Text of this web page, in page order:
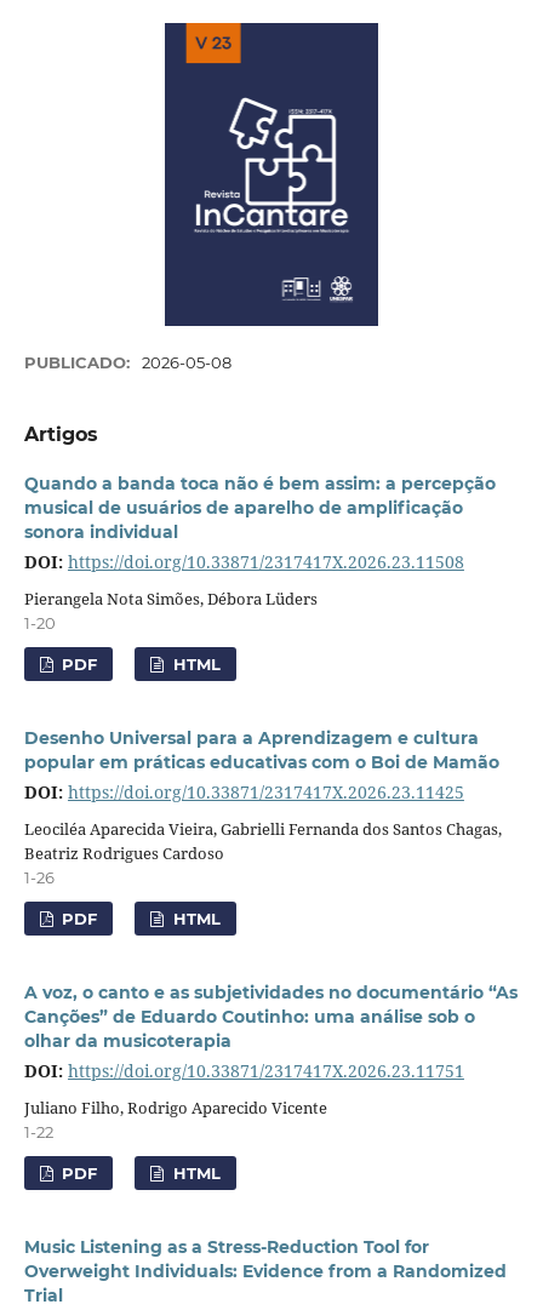
PUBLICADO: 2026-05-08
Artigos
Quando a banda toca não é bem assim: a percepção
musical de usuários de aparelho de amplificação
sonora individual
DOI: https://doi.org/10.33871/2317417X.2026.23.11508
Pierangela Nota Simões, Débora Lüders
1-20
PDF HTML
Desenho Universal para a Aprendizagem e cultura
popular em práticas educativas com o Boi de Mamão
DOI: https://doi.org/10.33871/2317417X.2026.23.11425
Leociléa Aparecida Vieira, Gabrielli Fernanda dos Santos Chagas,
Beatriz Rodrigues Cardoso
1-26
PDF HTML
A voz, o canto e as subjetividades no documentário “As
Canções” de Eduardo Coutinho: uma análise sob o
olhar da musicoterapia
DOI: https://doi.org/10.33871/2317417X.2026.23.11751
Juliano Filho, Rodrigo Aparecido Vicente
1-22
PDF HTML
Music Listening as a Stress-Reduction Tool for
Overweight Individuals: Evidence from a Randomized
Trial